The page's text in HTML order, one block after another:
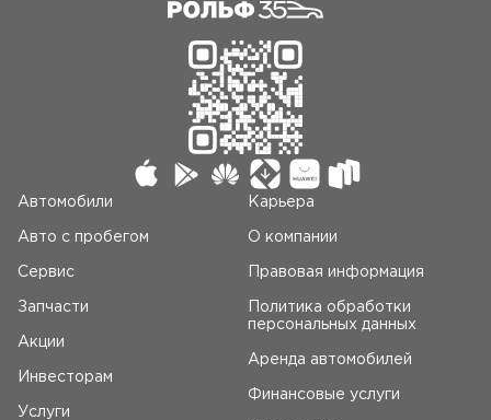
Автомобили
Авто c пробегом
Сервис
Запчасти
Акции
Инвесторам
Услуги
Карьера
О компании
Правовая информация
Политика обработки
персональных данных
Аренда автомобилей
Финансовые услуги